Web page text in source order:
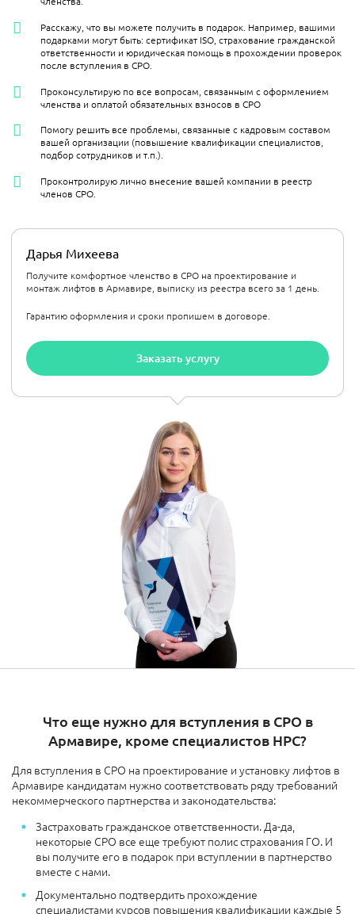
Дарья Михеева
Получите комфортное членство в СРО на проектирование и
монтаж лифтов в Армавире, выписку из реестра всего за 1 день.
Гарантию оформления и сроки пропишем в договоре.
Заказать услугу
Расскажу, что вы можете получить в подарок. Например, вашими
подарками могут быть: сертификат ISO, страхование гражданской
ответственности и юридическая помощь в прохождении проверок
после вступления в СРО.
Проконсультирую по все вопросам, связанным с оформлением
членства и оплатой обязательных взносов в СРО
Помогу решить все проблемы, связанные с кадровым составом
вашей организации (повышение квалификации специалистов,
подбор сотрудников и т.п.).
Проконтролирую лично внесение вашей компании в реестр
членов СРО.
Что еще нужно для вступления в СРО в
Армавире, кроме специалистов НРС?
Для вступления в СРО на проектирование и установку лифтов в
Армавире кандидатам нужно соответствовать ряду требований
некоммерческого партнерства и законодательства:
Застраховать гражданское ответственности. Да-да,
некоторые СРО все еще требуют полис страхования ГО. И
вы получите его в подарок при вступлении в партнерство
вместе с нами.
Документально подтвердить прохождение
специалистами курсов повышения квалификации каждые 5